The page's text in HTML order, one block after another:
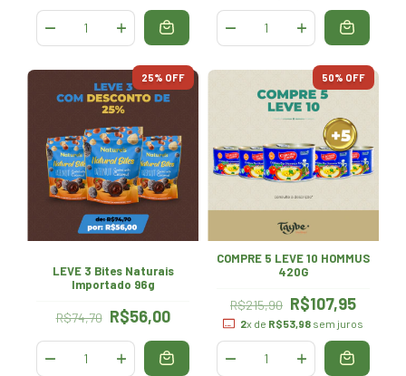
25% OFF
LEVE 3 Bites Naturais
Importado 96g
R$74,70 R$56,00
50% OFF
COMPRE 5 LEVE 10 HOMMUS
420G
R$215,90 R$107,95
2x de R$53,98 sem juros